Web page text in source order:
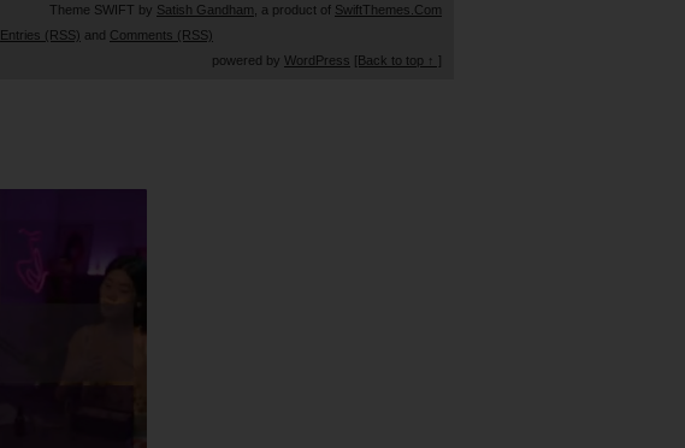
Theme SWIFT by Satish Gandham , a product of SwiftThemes.Com
Entries (RSS) and Comments (RSS)
powered by WordPress [Back to top ↑ ]